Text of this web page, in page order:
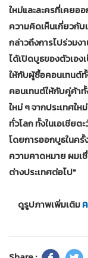
ใหม่และละครที่เคยอ
ความคิดเห็นเกี่ยวกับ
กล่าวถึงการไปร่วมง
ได้เปิดบูธของตัวเอง
ให้กับผู้ซื้อคอนเทนต์ทั้
คอนเทนต์ให้กับคู่ค้า
ใหม่ ๆ จากประเทศใ
ทั่วโลก ทั้งในเอเชียต
โดยการออกบูธในครั้
ความคาดหมาย ผมเ
ต่างประเทศต่อไป"
ดูรูปภาพเพิ่มเติม